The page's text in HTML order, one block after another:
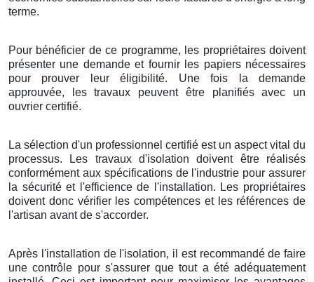
terme.
Pour bénéficier de ce programme, les propriétaires doivent
présenter une demande et fournir les papiers nécessaires
pour prouver leur éligibilité. Une fois la demande
approuvée, les travaux peuvent être planifiés avec un
ouvrier certifié.
La sélection d'un professionnel certifié est un aspect vital du
processus. Les travaux d'isolation doivent être réalisés
conformément aux spécifications de l'industrie pour assurer
la sécurité et l'efficience de l'installation. Les propriétaires
doivent donc vérifier les compétences et les références de
l'artisan avant de s'accorder.
Après l'installation de l'isolation, il est recommandé de faire
une contrôle pour s'assurer que tout a été adéquatement